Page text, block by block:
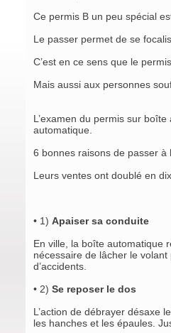
Ce permis B un peu spécial
Le passer permet de se
C’est en ce sens que le
Mais aussi aux personnes
L’examen du permis sur
automatique.
6 bonnes raisons de passer à
Leurs ventes ont doublé en
• 1)Apaiser sa conduite
En ville, la boîte automatique
nécessaire de lâcher le
d’accidents.
• 2)Se reposer le dos
L’action de débrayer désaxe
les hanches et les épaules.